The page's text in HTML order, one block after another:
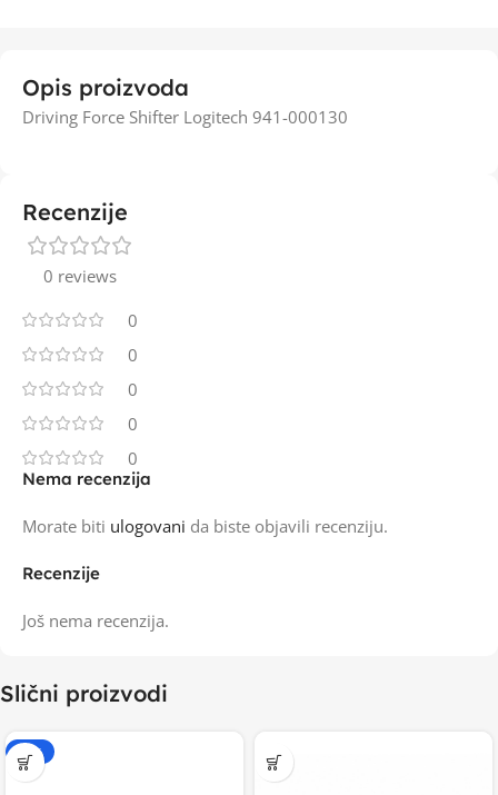
Opis proizvoda
Driving Force Shifter Logitech 941-000130
Recenzije
0 reviews
0
0
0
0
0
Recenzije
Još nema recenzija.
Nema recenzija
Morate biti ulogovani da biste objavili recenziju.
Slični proizvodi
-15%